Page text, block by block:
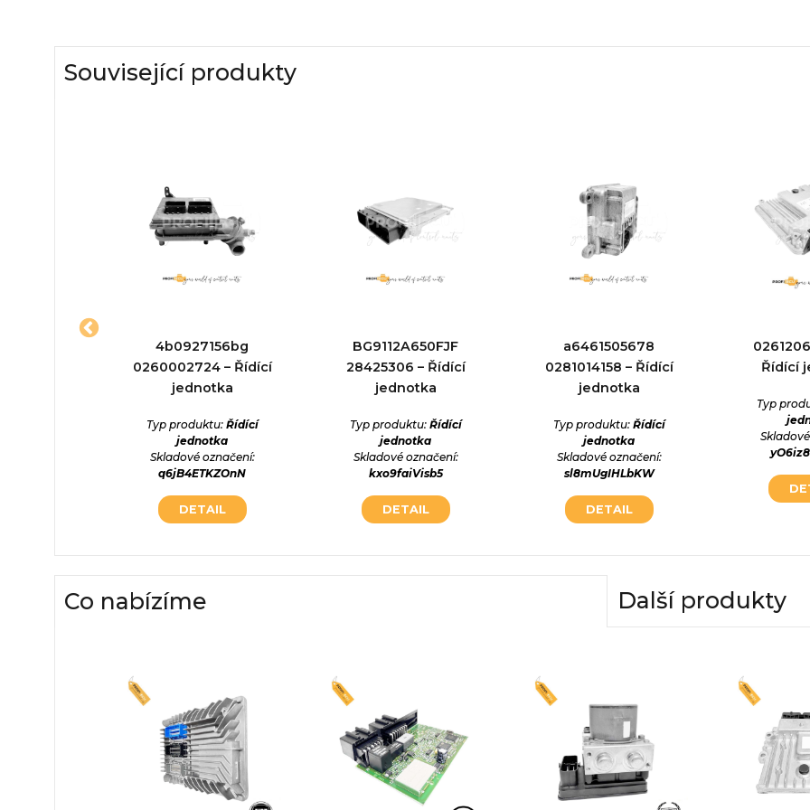
Související produkty
4b0927156bg
0260002724 – Řídící
jednotka
Typ produktu: Řídící
jednotka
Skladové označení:
q6jB4ETKZOnN
DETAIL
BG9112A650FJF
28425306 – Řídící
jednotka
Typ produktu: Řídící
jednotka
Skladové označení:
kxo9faiVisb5
DETAIL
a6461505678
0281014158 – Řídící
jednotka
Typ produktu: Řídící
jednotka
Skladové označení:
sl8mUgIHLbKW
DETAIL
Řídící
Typ
Co nabízíme Další produkty